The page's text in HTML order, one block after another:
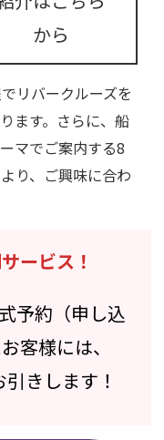
から
リバークルーズを
ます。さらに、船
マでご案内する8
り、ご興味に合わ
ービス！
予約（申し込
客様には、
きします！